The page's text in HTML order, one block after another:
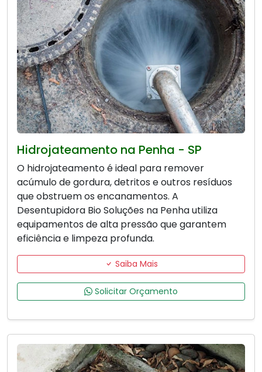
Hidrojateamento na Penha - SP
O hidrojateamento é ideal para remover
acúmulo de gordura, detritos e outros resíduos
que obstruem os encanamentos. A
Desentupidora Bio Soluções na Penha utiliza
equipamentos de alta pressão que garantem
eficiência e limpeza profunda.
Saiba Mais
Solicitar Orçamento